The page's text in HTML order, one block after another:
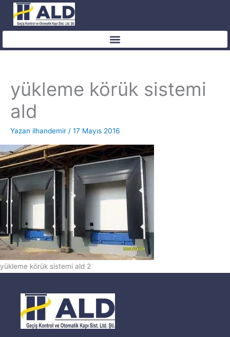
İçeriğe
yükleme körük sistemi
ald
Yazan ilhandemir / 17 Mayıs 2016
yükleme körük sistemi ald 2